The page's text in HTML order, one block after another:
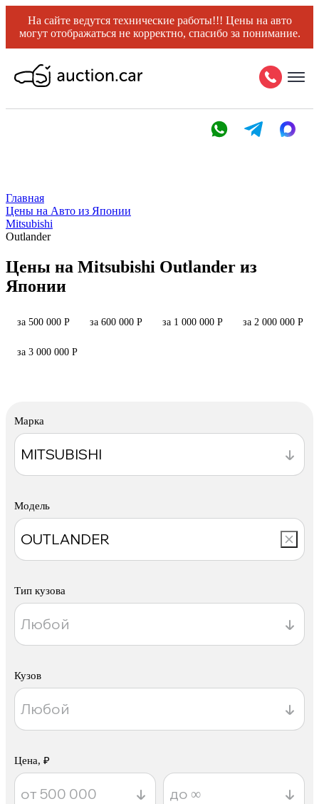
На сайте ведутся технические работы!!! Цены на авто
могут отображаться не корректно, спасибо за понимание.
Главная
Цены на Авто из Японии
Mitsubishi
Outlander
Цены на Mitsubishi Outlander из
Японии
за 500 000 Р за 600 000 Р за 1 000 000 Р за 2 000 000 Р
за 3 000 000 Р
Марка
Модель
Тип кузова
Кузов
Цена, ₽